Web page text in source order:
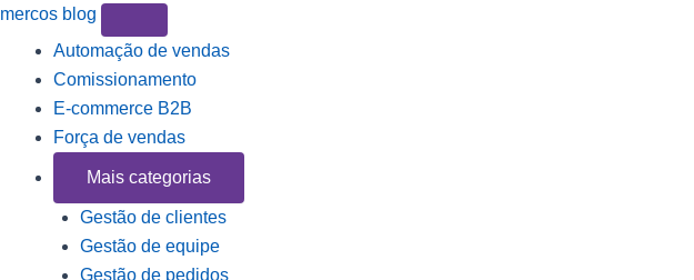
mercos blog
Automação de vendas
Comissionamento
E-commerce B2B
Força de vendas
Mais categorias
Gestão de clientes
Gestão de equipe
Gestão de pedidos